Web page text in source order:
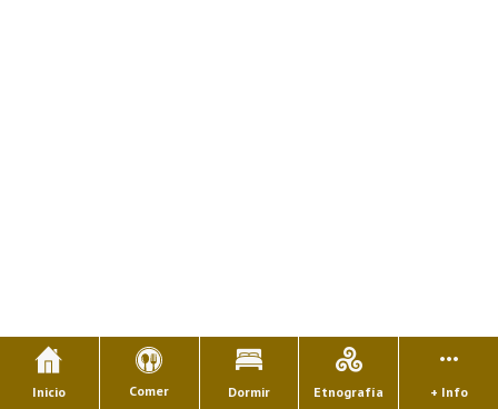
Inicio Comer Dormir Etnografía + Info